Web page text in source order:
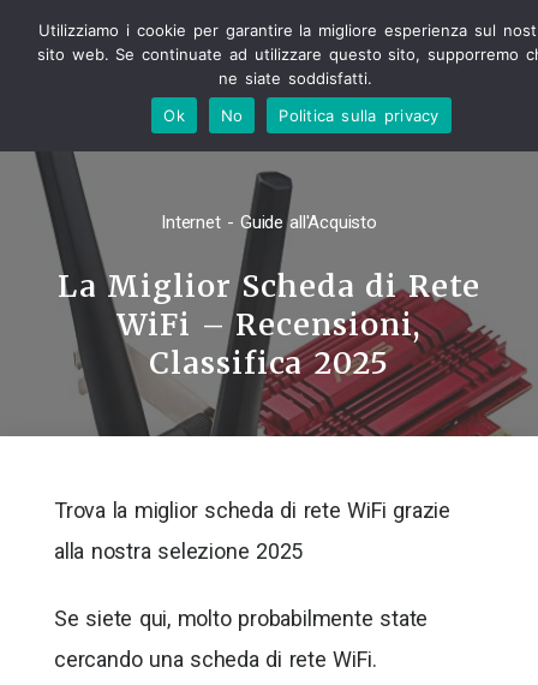
Internet - Guide all'Acquisto
La Miglior Scheda di Rete
WiFi – Recensioni,
Classifica 2025
Trova la miglior scheda di rete WiFi grazie
alla nostra selezione 2025
Se siete qui, molto probabilmente state
cercando una scheda di rete WiFi.
Utilizziamo i cookie per garantire la migliore esperienza sul
sito web. Se continuate ad utilizzare questo sito, supporremo
ne siate soddisfatti.
Ok
No Politica sulla privacy